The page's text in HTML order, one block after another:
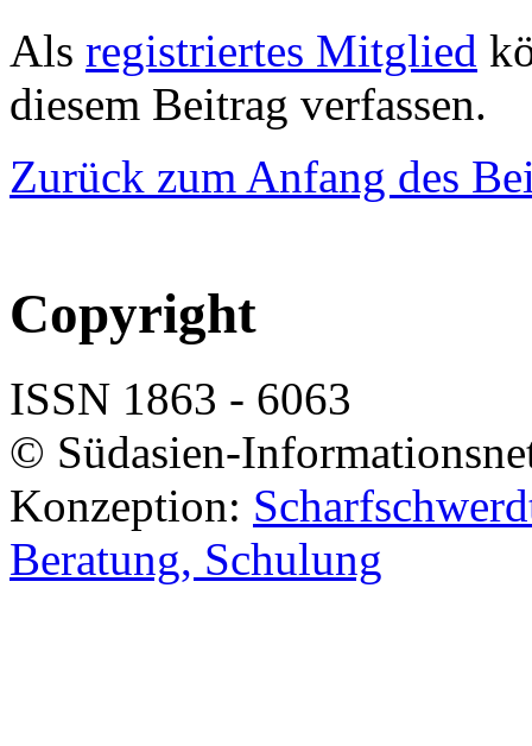
Als registriertes Mitglied
diesem Beitrag verfassen.
Zurück zum Anfang des
Copyright
ISSN 1863 - 6063
© Südasien-
Konzeption:
Beratung, Schulung